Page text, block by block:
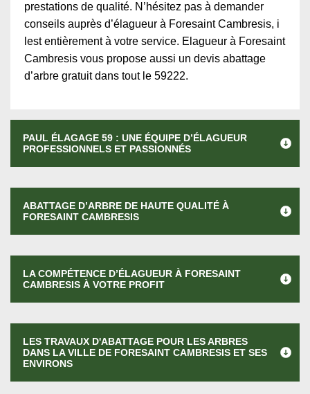
prestations de qualité. N’hésitez pas à demander
conseils auprès d’élagueur à Foresaint Cambresis, i
lest entièrement à votre service. Elagueur à Foresaint
Cambresis vous propose aussi un devis abattage
d’arbre gratuit dans tout le 59222.
PAUL ÉLAGAGE 59 : UNE ÉQUIPE D’ÉLAGUEUR
PROFESSIONNELS ET PASSIONNÉS
ABATTAGE D’ARBRE DE HAUTE QUALITÉ À
FORESAINT CAMBRESIS
LA COMPÉTENCE D’ÉLAGUEUR À FORESAINT
CAMBRESIS À VOTRE PROFIT
LES TRAVAUX D'ABATTAGE POUR LES ARBRES
DANS LA VILLE DE FORESAINT CAMBRESIS ET SES
ENVIRONS